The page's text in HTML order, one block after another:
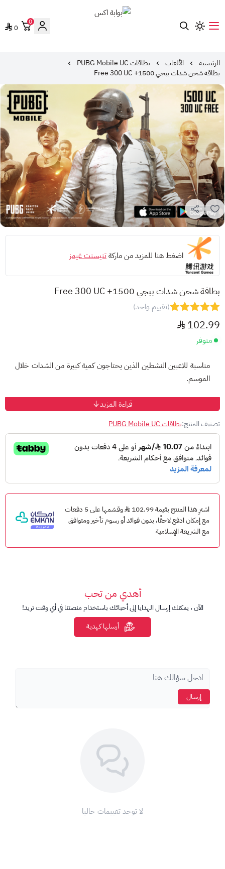
0
0
الرئيسية الألعاب
بطاقات PUBG Mobile UC
بطاقة شحن شدات ببجي 1500+ Free 300 UC
اضغط هنا للمزيد من ماركةتنيسنت غيمز
بطاقة شحن شدات ببجي 1500+ Free 300 UC
(تقييم واحد)
102.99
متوفر
مناسبة للاعبين النشطين الذين يحتاجون كمية كبيرة من الشدات خلال
الموسم.
أتمم عملية الشراء واستلم كود الشدات.
ادخل إلىصفحة الاسترداد
أدخل معرف اللاعب (Player ID).
أدخل كود الشدات واضغط تأكيد.
سيتم إضافة الشدات إلى حساب PUBG Mobile الخاص بك.
ملاحظات مهمة
مخصص لحسابات PUBG Mobile العالمية.
تأكد من إدخال Player ID بشكل صحيح.
لا يدعم النسخ الكورية أو الفيتنامية أو الصينية ما لم يُذكر خلاف
ذلك.
قراءة المزيد
تصنيف المنتج:بطاقات PUBG Mobile UC
اشترِ هذا المنتج بقيمة 102.99
وقسّمها على 5 دفعات
مع إمكان ادفع لاحقًا، بدون فوائد أو رسوم تأخير ومتوافق
مع الشريعة الإسلامية
أهدي من تحب
الآن ، يمكنك إرسال الهدايا إلى أحبائك باستخدام منصتنا في أي وقت تريد!
أرسلها كهدية
إرسال
لا توجد تقييمات حاليا